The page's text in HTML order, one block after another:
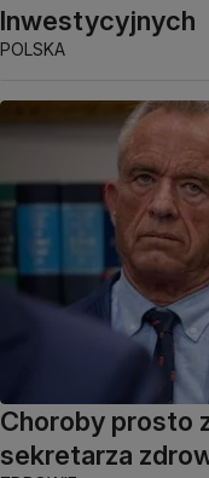
Inwestycyjnych
POLSKA
Choroby prosto
sekretarza